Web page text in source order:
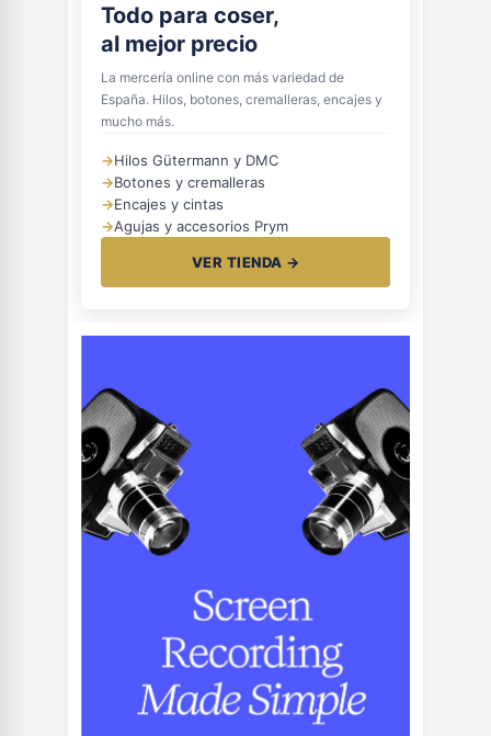
Todo para coser,
al mejor precio
La mercería online con más variedad de
España. Hilos, botones, cremalleras, encajes y
mucho más.
→Hilos Gütermann y DMC
→Botones y cremalleras
→Encajes y cintas
→Agujas y accesorios Prym
VER TIENDA →